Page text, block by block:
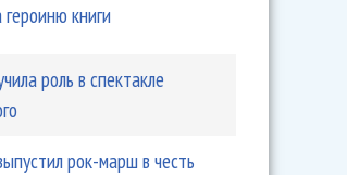
книги
роль в спектакле
рок-марш в честь